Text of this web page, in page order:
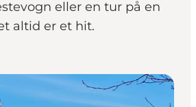
eller en tur på en
altid er et hit.